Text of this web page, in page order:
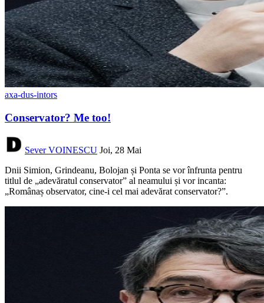
axa-dus-intors
Conservator? Me too!
Sever VOINESCU Joi, 28 Mai
Dnii Simion, Grindeanu, Bolojan și Ponta se vor înfrunta pentru
titlul de „adevăratul conservator” al neamului și vor incanta:
„Românaș observator, cine-i cel mai adevărat conservator?”.